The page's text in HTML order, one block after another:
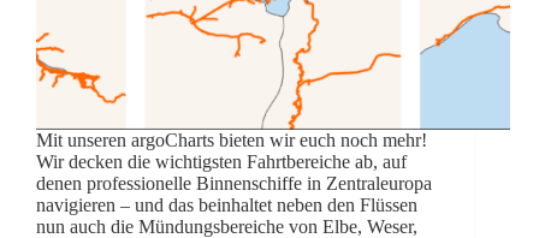
Mit unseren argoCharts bieten wir euch noch mehr!
Wir decken die wichtigsten Fahrtbereiche ab, auf
denen professionelle Binnenschiffe in Zentraleuropa
navigieren – und das beinhaltet neben den Flüssen
nun auch die Mündungsbereiche von Elbe, Weser,